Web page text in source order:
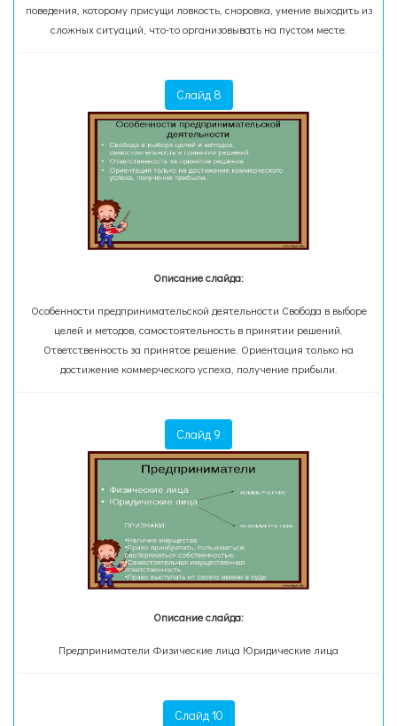
поведения, которому присущи ловкость, сноровка, умение выходить из
сложных ситуаций, что-то организовывать на пустом месте.
Слайд 8
Описание слайда:
Особенности предпринимательской деятельности Свобода в выборе
целей и методов, самостоятельность в принятии решений.
Ответственность за принятое решение. Ориентация только на
достижение коммерческого успеха, получение прибыли.
Слайд 9
Описание слайда:
Предприниматели Физические лица Юридические лица
Слайд 10